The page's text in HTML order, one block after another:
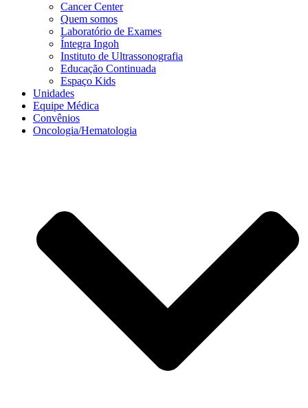
Cancer Center
Quem somos
Laboratório de Exames
Íntegra Ingoh
Instituto de Ultrassonografia
Educação Continuada
Espaço Kids
Unidades
Equipe Médica
Convênios
Oncologia/Hematologia